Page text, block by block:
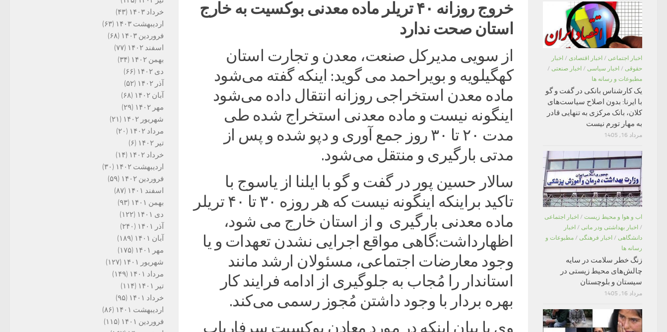
خروج روزانه ۴۰ تریلر ماده معدنی بوکسیت به خارج
استان صحت ندارد
از سویی مدیرکل صنعت، معدن و تجارت استان
کهگیلویه و بویراحمد می گوید: اینکه گفته می‌شود
ماده معدن استخراجی روزانه انتقال داده می‌شود
اینگونه نیست و ماده معدنی استخراج شده طی
مدت ۲۰ تا ۳۰ روز جمع آوری و دپو شده و پس از
مدتی بارگیری و منتقل می‌شود.
سالار حسین پور در گفت و گو با ایلنا از یاسوج با
تاکید براینکه اینگونه نیست که هر روزه ۳۰ تا ۴۰ تریلر
ماده معدنی بارگیری و از استان خارج می شود،
اظهارداشت:گاهی مواقع اجرایی نشدن تعهدات و یا
وجود معارضات اجتماعی، مسئولان ارشد مانند
استاندار را مُجاب به جلوگیری از ادامه فرایند کار
بهره بردار با وجود داشتن مُجوز رسمی می‌کند.
وی با بیان اینکه در مورد معادن بوکسیت سرفاریاب
خرداد ۱۴۰۳
(۴۳)
اردیبهشت ۱۴۰۳
(۶۳)
فروردین ۱۴۰۳
(۶۸)
اسفند ۱۴۰۲
(۷۷)
بهمن ۱۴۰۲
(۳۴)
دی ۱۴۰۲
(۶۶)
آذر ۱۴۰۲
(۵۲)
آبان ۱۴۰۲
(۶۸)
مهر ۱۴۰۲
(۲۹)
شهریور ۱۴۰۲
(۲۱)
مرداد ۱۴۰۲
(۲۰)
تیر ۱۴۰۲
(۶)
خرداد ۱۴۰۲
(۱۴)
اردیبهشت ۱۴۰۲
(۳۰)
فروردین ۱۴۰۲
(۵۹)
اسفند ۱۴۰۱
(۸۷)
بهمن ۱۴۰۱
(۹۳)
دی ۱۴۰۱
(۱۲۲)
آذر ۱۴۰۱
(۲۴۰)
آبان ۱۴۰۱
(۱۸۹)
مهر ۱۴۰۱
(۱۷۵)
شهریور ۱۴۰۱
(۱۲۷)
مرداد ۱۴۰۱
(۱۴۹)
تیر ۱۴۰۱
(۱۱۴)
خرداد ۱۴۰۱
(۹۵)
اردیبهشت ۱۴۰۱
(۸۶)
فروردین ۱۴۰۱
(۱۱۵)
اخبار اجتماعی / اخبار اقتصادی / اخبار
حقوقی / اخبار سیاسی / اخبار صنعتی /
مطبوعات و رسانه ها
یک کارشناس بانکی در گفت و گو
با ایرنا: بدون اصلاح سیاست‌های
کلان، بانک مرکزی به تنهایی قادر
به مهار تورم نیست
مرداد 16, 1405
اب و هوا و محیط زیست / اخبار اجتماعی
/ اخبار بهداشتی ودر مانی / اخبار
دانشگاهی / اخبار فرهنگی / مطبوعات و
رسانه ها
زنگ خطر سلامت در سایه
چالش‌های محیط زیستی در
سیستان و بلوچستان
مرداد 16, 1405